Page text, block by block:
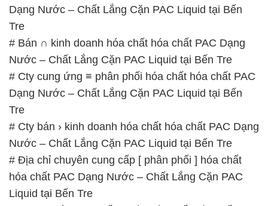
Dạng Nước – Chất Lắng Cặn PAC Liquid tại Bến
Tre
# Bán ∩ kinh doanh hóa chất hóa chất PAC Dạng
Nước – Chất Lắng Cặn PAC Liquid tại Bến Tre
# Cty cung ứng ≡ phân phối hóa chất hóa chất PAC
Dạng Nước – Chất Lắng Cặn PAC Liquid tại Bến
Tre
# Cty bán › kinh doanh hóa chất hóa chất PAC Dạng
Nước – Chất Lắng Cặn PAC Liquid tại Bến Tre
# Địa chỉ chuyên cung cấp [ phân phối ] hóa chất
hóa chất PAC Dạng Nước – Chất Lắng Cặn PAC
Liquid tại Bến Tre